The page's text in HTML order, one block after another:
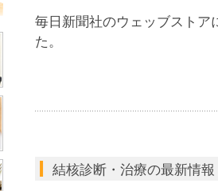
毎日新聞社のウェッブストア
た。
結核診断・治療の最新情